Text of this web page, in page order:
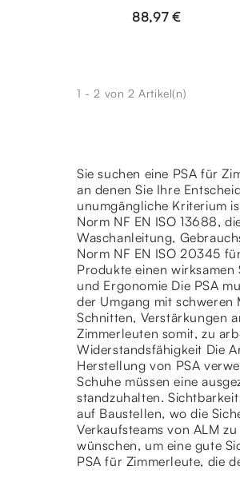
88,97 €
1 - 2 von 2 Artikel(n)
Sie suchen eine PSA für
an denen Sie Ihre
unumgängliche Kriterium
Norm NF EN ISO 13688,
Waschanleitung,
Norm NF EN ISO 20345
Produkte einen
und Ergonomie Die PSA
der Umgang mit schweren
Schnitten, Verstärkungen
Zimmerleuten somit, zu
Widerstandsfähigkeit Die
Herstellung von PSA
Schuhe müssen eine
standzuhalten.
auf Baustellen, wo die
Verkaufsteams von ALM
wünschen, um eine gute
PSA für Zimmerleute, die